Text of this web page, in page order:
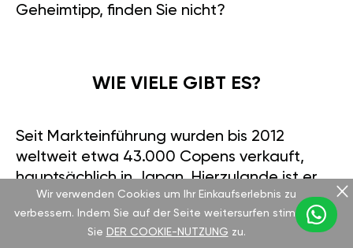
Geheimtipp, finden Sie nicht?
WIE VIELE GIBT ES?
Seit Markteinführung wurden bis 2012
weltweit etwa 43.000 Copens verkauft,
hauptsächlich in Japan. Hierzulande ist er
eine Rarität, was ihn nur noch cooler macht.
Wenn Sie etwas Einzigartiges suchen, ist
dies Ihre Chance.
Wir verwenden Cookies um Ihr Einkaufserlebnis zu
verbessern. Indem Sie auf der Seite weitersurfen stimmen
Sie DER COOKIE-NUTZUNG zu.